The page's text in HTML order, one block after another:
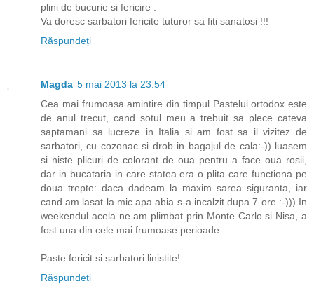
plini de bucurie si fericire .
Va doresc sarbatori fericite tuturor sa fiti sanatosi !!!
Răspundeți
Magda 5 mai 2013 la 23:54
Cea mai frumoasa amintire din timpul Pastelui ortodox este
de anul trecut, cand sotul meu a trebuit sa plece cateva
saptamani sa lucreze in Italia si am fost sa il vizitez de
sarbatori, cu cozonac si drob in bagajul de cala:-)) luasem
si niste plicuri de colorant de oua pentru a face oua rosii,
dar in bucataria in care statea era o plita care functiona pe
doua trepte: daca dadeam la maxim sarea siguranta, iar
cand am lasat la mic apa abia s-a incalzit dupa 7 ore :-))) In
weekendul acela ne am plimbat prin Monte Carlo si Nisa, a
fost una din cele mai frumoase perioade.
Paste fericit si sarbatori linistite!
Răspundeți